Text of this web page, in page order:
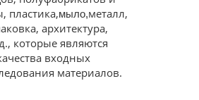
пластика,мыло,металл,
архитектура,
которые являются
входных
материалов.